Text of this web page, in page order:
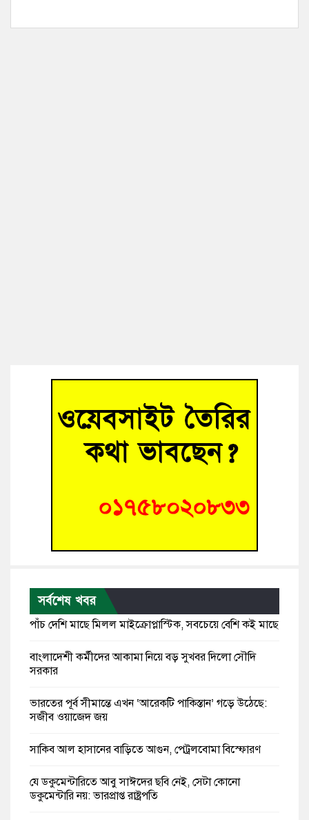
সর্বশেষ খবর
পাঁচ দেশি মাছে মিলল মাইক্রোপ্লাস্টিক, সবচেয়ে বেশি কই মাছে
বাংলাদেশী কর্মীদের আকামা নিয়ে বড় সুখবর দিলো সৌদি
সরকার
ভারতের পূর্ব সীমান্তে এখন ‘আরেকটি পাকিস্তান’ গড়ে উঠেছে:
সজীব ওয়াজেদ জয়
সাকিব আল হাসানের বাড়িতে আগুন, পেট্রলবোমা বিস্ফোরণ
যে ডকুমেন্টারিতে আবু সাঈদের ছবি নেই, সেটা কোনো
ডকুমেন্টারি নয়: ভারপ্রাপ্ত রাষ্ট্রপতি